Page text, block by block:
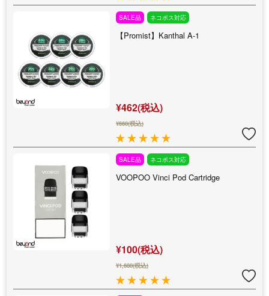
SALE品 ネコポス対応
【Promist】Kanthal A-1
¥462(税込)
¥660(税込)
SALE品 ネコポス対応
VOOPOO Vinci Pod Cartridge
¥100(税込)
¥1,680(税込)